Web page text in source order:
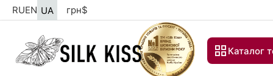
RUEN UA грн$
Каталог